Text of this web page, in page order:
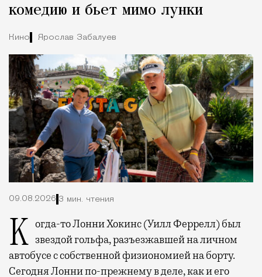
комедию и бьет мимо лунки
Кино Ярослав Забалуев
09.08.2026 3 мин. чтения
Когда-то Лонни Хокинс (Уилл Феррелл) был звездой гольфа, разъезжавшей на личном
автобусе с собственной физиономией на борту.
Сегодня Лонни по-прежнему в деле, как и его